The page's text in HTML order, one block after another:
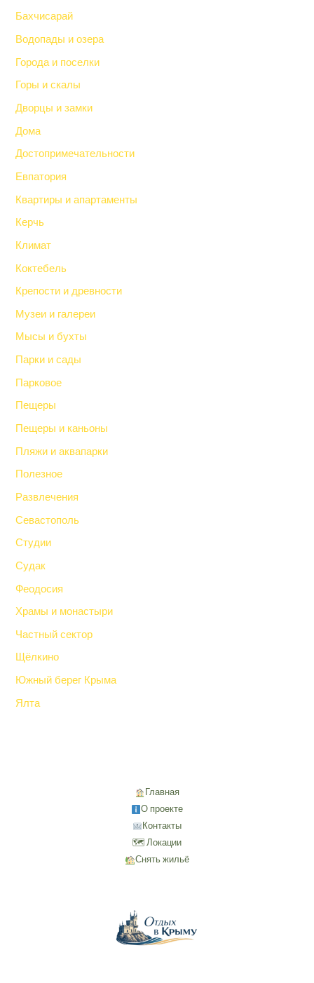
Бахчисарай
Водопады и озера
Города и поселки
Горы и скалы
Дворцы и замки
Дома
Достопримечательности
Евпатория
Квартиры и апартаменты
Керчь
Климат
Коктебель
Крепости и древности
Музеи и галереи
Мысы и бухты
Парки и сады
Парковое
Пещеры
Пещеры и каньоны
Пляжи и аквапарки
Полезное
Развлечения
Севастополь
Студии
Судак
Феодосия
Храмы и монастыри
Частный сектор
Щёлкино
Южный берег Крыма
Ялта
Главная
О проекте
Контакты
🗺 Локации
Снять жильё